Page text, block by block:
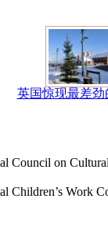
英国惊现最差劲
on
Work